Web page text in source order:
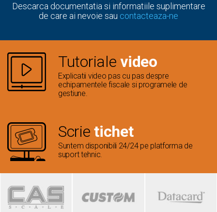
Descarca documentatia si informatiile suplimentare
de care ai nevoie sau contacteaza-ne
Tutorialevideo
Explicatii video pas cu pas despre
echipamentele fiscale si programele de
gestiune.
Scrietichet
Suntem disponibili 24/24 pe platforma de
suport tehnic.